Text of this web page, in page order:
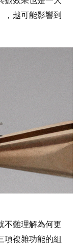
，越可能影響到
不難理解為何更
項複雜功能的組